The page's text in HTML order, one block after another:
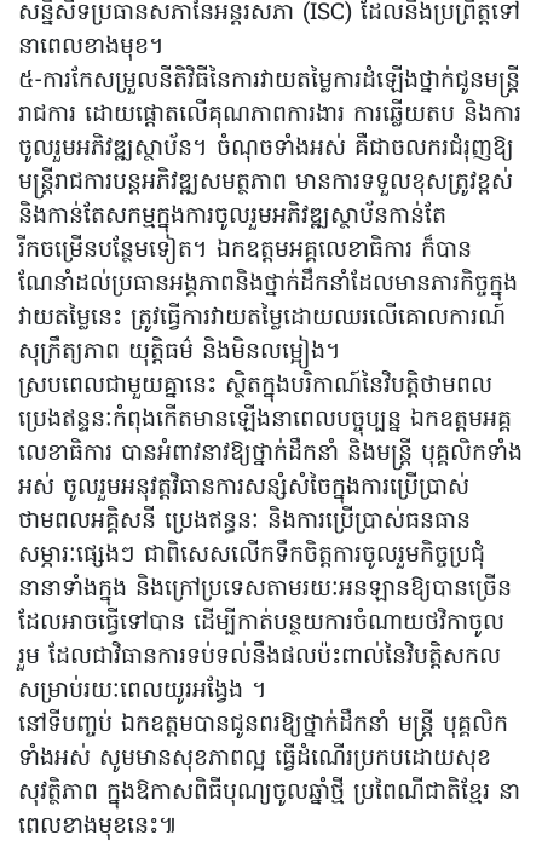
សន្និសីទប្រធានសភានៃអន្តរសភា (ISC) ដែលនឹងប្រព្រឹត្តទៅ
នាពេលខាងមុខ។
៥-ការកែសម្រួលនីតិវិធីនៃការវាយតម្លៃការដំឡើងថ្នាក់ជូនមន្ត្រី
រាជការ ដោយផ្តោតលើគុណភាពការងារ ការឆ្លើយតប និងការ
ចូលរួមអភិវឌ្ឍស្ថាប័ន។ ចំណុចទាំងអស់ គឺជាចលករជំរុញឱ្យ
មន្ត្រីរាជការបន្តអភិវឌ្ឍសមត្ថភាព មានការទទួលខុសត្រូវខ្ពស់
និងកាន់តែសកម្មក្នុងការចូលរួមអភិវឌ្ឍស្ថាប័នកាន់តែ
រីកចម្រើនបន្ថែមទៀត។ ឯកឧត្តមអគ្គលេខាធិការ ក៏បាន
ណែនាំដល់ប្រធានអង្គភាពនិងថ្នាក់ដឹកនាំដែលមានភារកិច្ចក្នុង
វាយតម្លៃនេះ ត្រូវធ្វើការវាយតម្លៃដោយឈរលើគោលការណ៍
សុក្រឹត្យភាព យុត្តិធម៌ និងមិនលម្អៀង។
ស្របពេលជាមួយគ្នានេះ ស្ថិតក្នុងបរិកាណ៍នៃវិបត្តិថាមពល
ប្រេងឥន្ទនៈកំពុងកើតមានឡើងនាពេលបច្ចុប្បន្ន ឯកឧត្តមអគ្គ
លេខាធិការ បានអំពាវនាវឱ្យថ្នាក់ដឹកនាំ និងមន្ត្រី បុគ្គលិកទាំង
អស់ ចូលរួមអនុវត្តវិធានការសន្សំសំចៃក្នុងការប្រើប្រាស់
ថាមពលអគ្គិសនី ប្រេងឥន្ធនៈ និងការប្រើប្រាស់ធនធាន
សម្ភារៈផ្សេងៗ ជាពិសេសលើកទឹកចិត្តការចូលរួមកិច្ចប្រជុំ
នានាទាំងក្នុង និងក្រៅប្រទេសតាមរយៈអនឡានឱ្យបានច្រើន
ដែលអាចធ្វើទៅបាន ដើម្បីកាត់បន្ថយការចំណាយថវិកាចូល
រួម ដែលជាវិធានការទប់ទល់នឹងផលប៉ះពាល់នៃវិបត្តិសកល
សម្រាប់រយៈពេលយូរអង្វែង ។
នៅទីបញ្ចប់ ឯកឧត្តមបានជូនពរឱ្យថ្នាក់ដឹកនាំ មន្រ្តី បុគ្គលិក
ទាំងអស់ សូមមានសុខភាពល្អ ធ្វើដំណើរប្រកបដោយសុខ
សុវត្ថិភាព ក្នុងឱកាសពិធីបុណ្យចូលឆ្នាំថ្មី ប្រពៃណីជាតិខ្មែរ នា
ពេលខាងមុខនេះ៕